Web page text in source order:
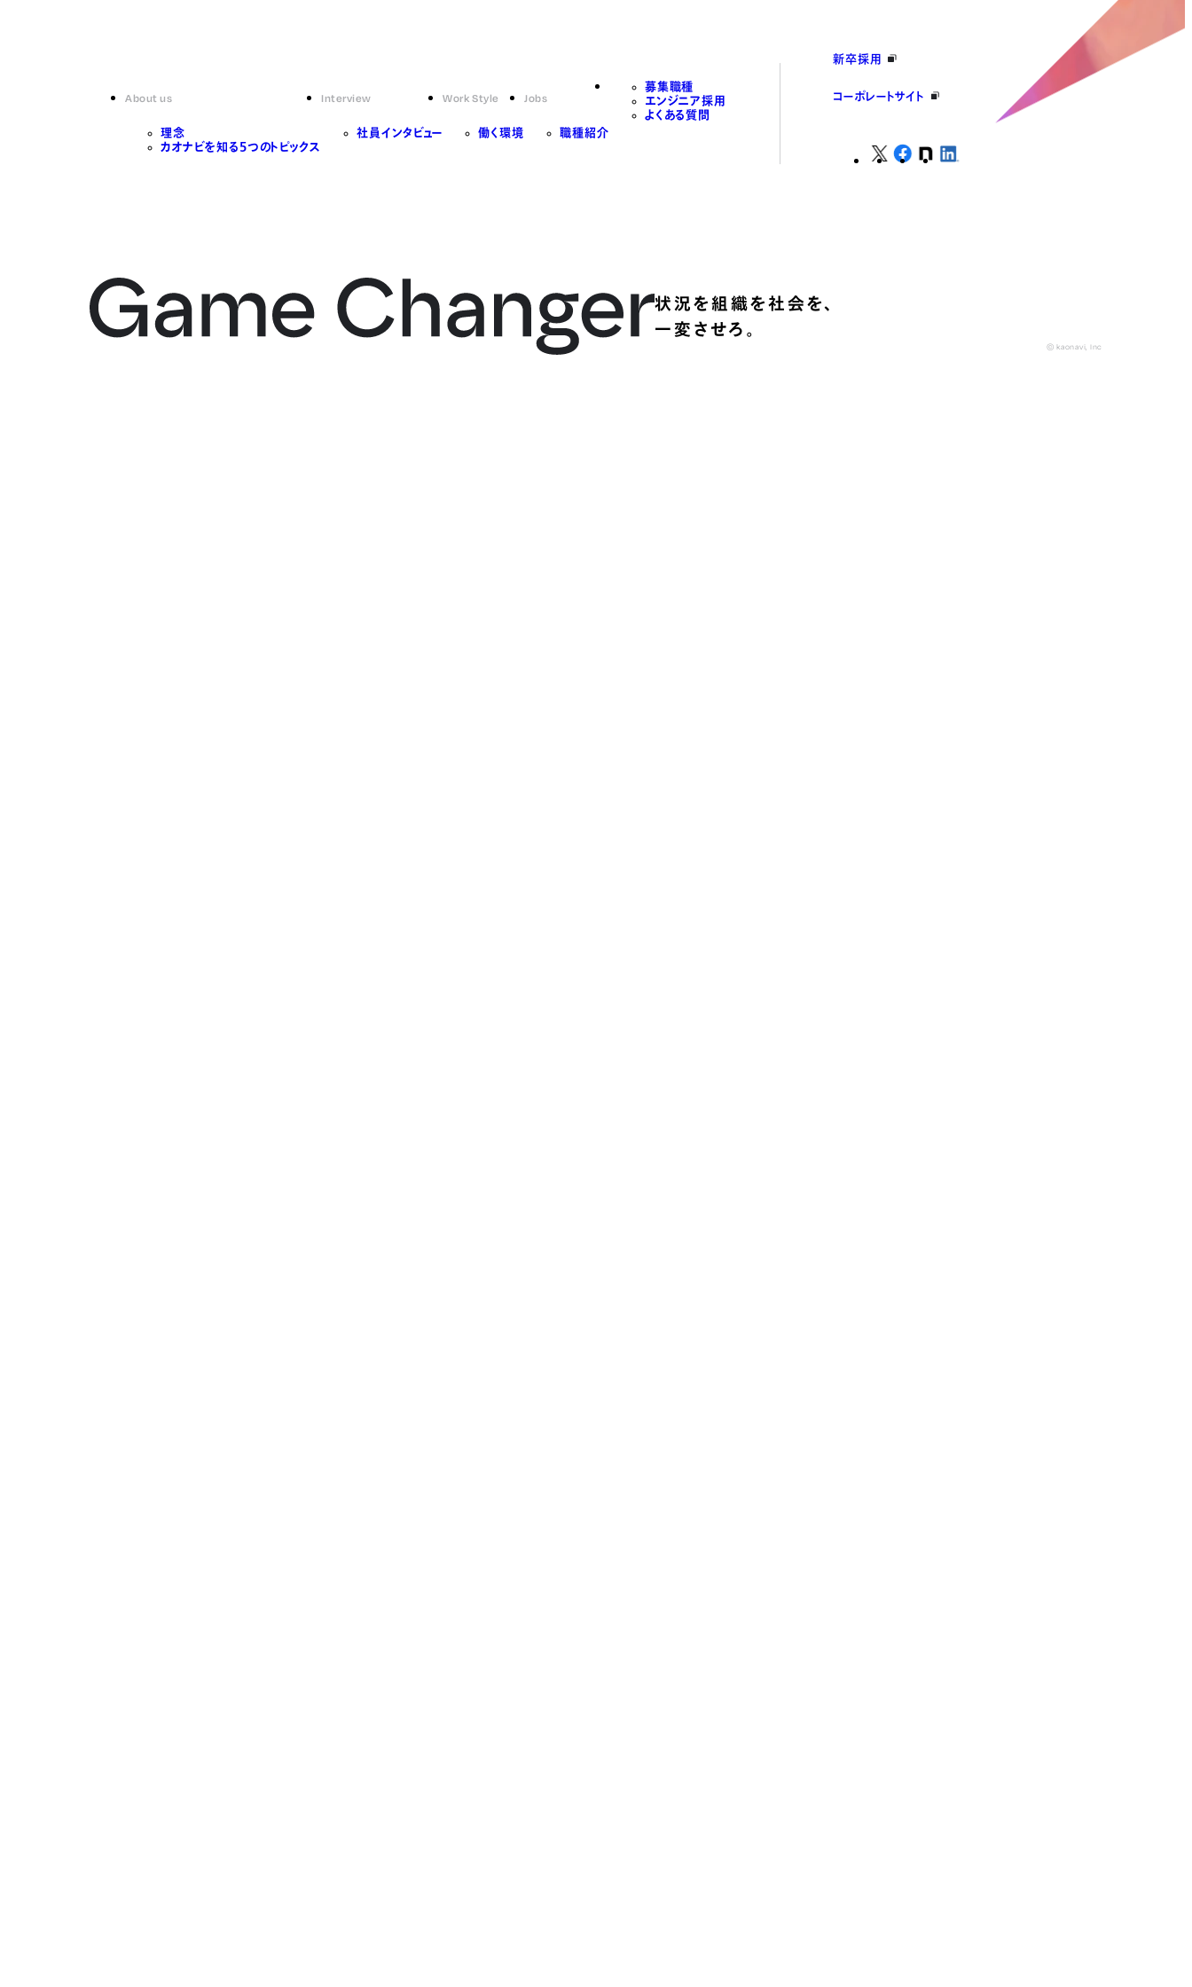
About us
理念
カオナビを知る5つのトピックス
Interview
社員インタビュー
Work Style
働く環境
Jobs
職種紹介
募集職種
エンジニア採用
よくある質問
新卒採用
コーポレートサイト
状況を組織を社会を、
一変させろ。
© kaonavi, Inc